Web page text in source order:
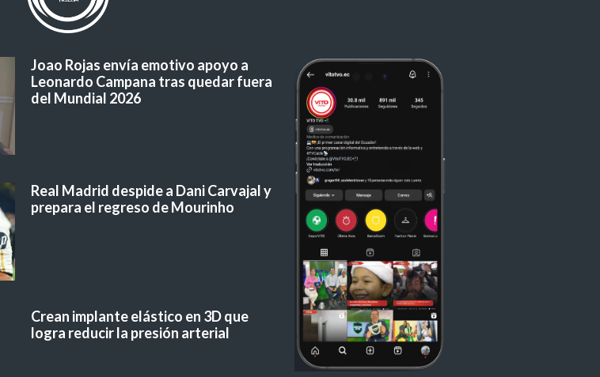
Joao Rojas envía emotivo apoyo a
Leonardo Campana tras quedar fuera
del Mundial 2026
Real Madrid despide a Dani Carvajal y
prepara el regreso de Mourinho
Crean implante elástico en 3D que
logra reducir la presión arterial